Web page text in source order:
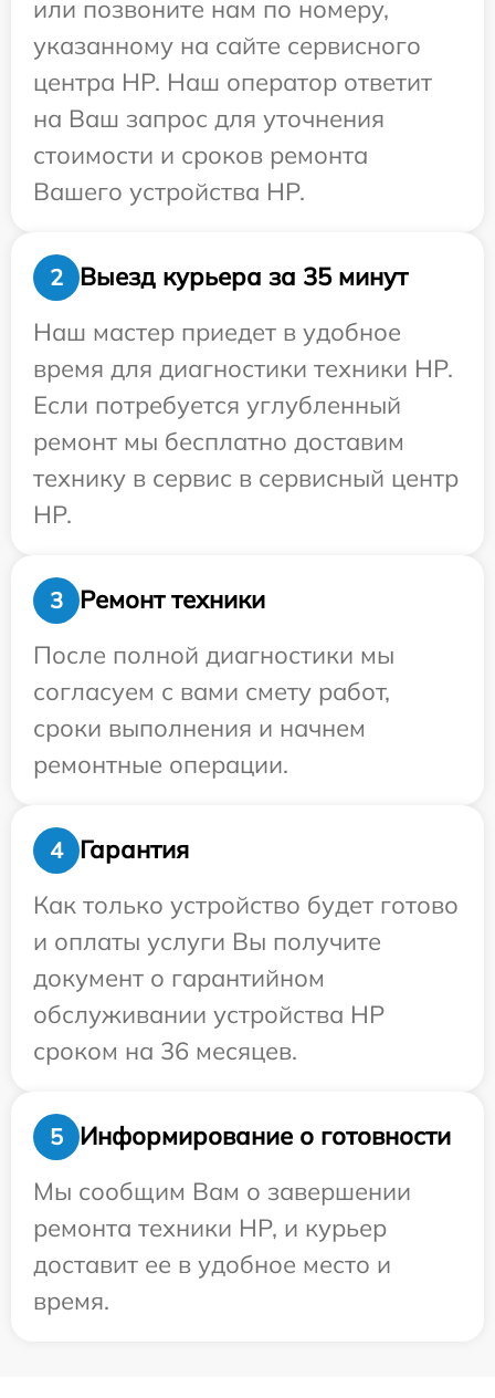
или позвоните нам по номеру,
указанному на сайте сервисного
центра HP. Наш оператор ответит
на Ваш запрос для уточнения
стоимости и сроков ремонта
Вашего устройства HP.
2
Выезд курьера за 35 минут
Наш мастер приедет в удобное
время для диагностики техники HP.
Если потребуется углубленный
ремонт мы бесплатно доставим
технику в сервис в сервисный центр
HP.
3
Ремонт техники
После полной диагностики мы
согласуем с вами смету работ,
сроки выполнения и начнем
ремонтные операции.
4
Гарантия
Как только устройство будет готово
и оплаты услуги Вы получите
документ о гарантийном
обслуживании устройства HP
сроком на 36 месяцев.
5
Информирование о готовности
Мы сообщим Вам о завершении
ремонта техники HP, и курьер
доставит ее в удобное место и
время.